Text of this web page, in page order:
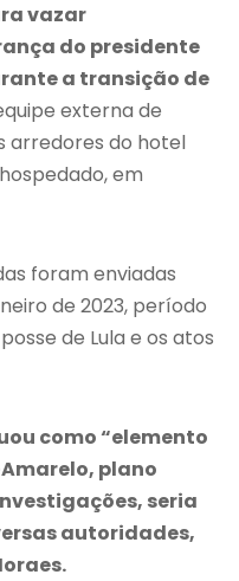
vazar
do presidente
a transição de
externa de
arredores do hotel
em
foram enviadas
de 2023, período
de Lula e os atos
como “elemento
plano
seria
autoridades,